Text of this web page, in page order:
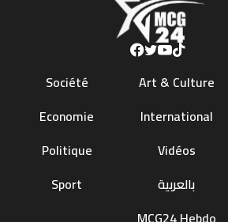
Société
Economie
Politique
Sport
Art & Culture
International
Vidéos
بالعربية